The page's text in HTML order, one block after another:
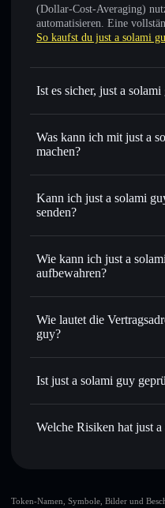
(Dollar-Cost-Averaging)
automatisieren. Eine
So kaufst du just a solami
Ist es sicher, just a
just a solami guy
Was kann ich mit just a
machen?
just a solami guy
Sofort tauschen–
USDC oder Tausende
Zielkurs für
per
Privat senden–
öffentlich zu
integrierten Privacy
Marktkapitalisierung
kontrollierst
Kann ich just a solami
senden?
Wie kann ich just a
aufbewahren?
just a
Wie lautet die
guy?
Ist just a solami guy
just a solami guy
Welche Risiken hat just
Token-Namen, Symbole, Bilder und